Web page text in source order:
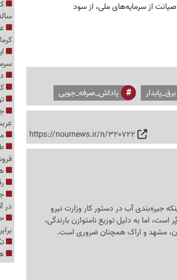
از سرمایه‌های ملی، از سود
برق_پایدار پاداش_صرفه_جویی
https://nournews.ir/n/320722
جیره‌بندی آب در دستور کار وزارت نیرو
پُر است، اما به دلیل توزیع نامتوازن بارندگی،
مشهد و اراک همچنان ضروری است.
توزیع
در